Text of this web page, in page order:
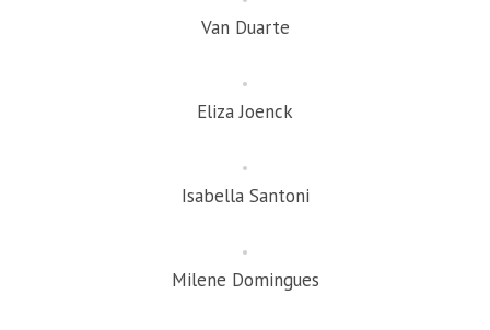
Van Duarte
Eliza Joenck
Isabella Santoni
Milene Domingues